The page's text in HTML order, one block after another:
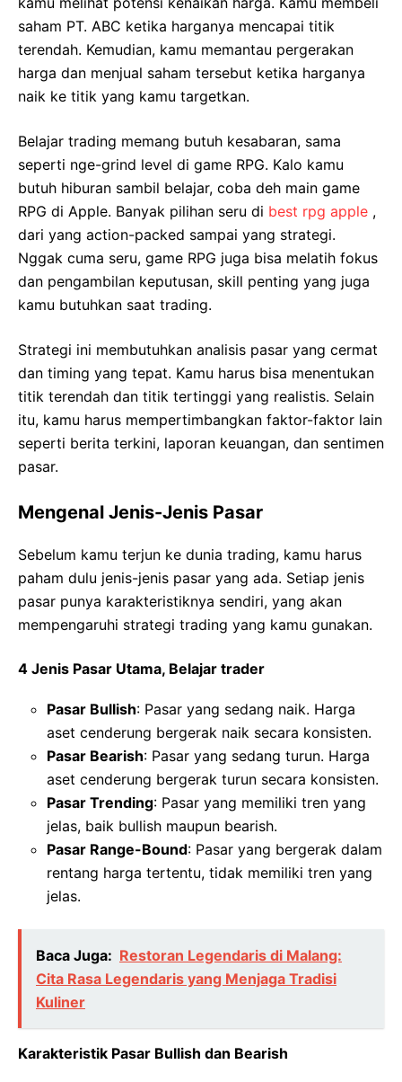
saham PT. ABC ketika harganya mencapai titik
terendah. Kemudian, kamu memantau pergerakan
harga dan menjual saham tersebut ketika harganya
naik ke titik yang kamu targetkan.
Belajar trading memang butuh kesabaran, sama
seperti nge-grind level di game RPG. Kalo kamu
butuh hiburan sambil belajar, coba deh main game
RPG di Apple. Banyak pilihan seru di best rpg apple ,
dari yang action-packed sampai yang strategi.
Nggak cuma seru, game RPG juga bisa melatih fokus
dan pengambilan keputusan, skill penting yang juga
kamu butuhkan saat trading.
Strategi ini membutuhkan analisis pasar yang cermat
dan timing yang tepat. Kamu harus bisa menentukan
titik terendah dan titik tertinggi yang realistis. Selain
itu, kamu harus mempertimbangkan faktor-faktor lain
seperti berita terkini, laporan keuangan, dan sentimen
pasar.
Mengenal Jenis-Jenis Pasar
Sebelum kamu terjun ke dunia trading, kamu harus
paham dulu jenis-jenis pasar yang ada. Setiap jenis
pasar punya karakteristiknya sendiri, yang akan
mempengaruhi strategi trading yang kamu gunakan.
4 Jenis Pasar Utama, Belajar trader
Pasar Bullish: Pasar yang sedang naik. Harga
aset cenderung bergerak naik secara konsisten.
Pasar Bearish: Pasar yang sedang turun. Harga
aset cenderung bergerak turun secara konsisten.
Pasar Trending: Pasar yang memiliki tren yang
jelas, baik bullish maupun bearish.
Pasar Range-Bound: Pasar yang bergerak dalam
rentang harga tertentu, tidak memiliki tren yang
jelas.
Baca Juga: Restoran Legendaris di Malang:
Cita Rasa Legendaris yang Menjaga Tradisi
Kuliner
Karakteristik Pasar Bullish dan Bearish